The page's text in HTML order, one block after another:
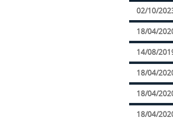
02/10/
18/04/
14/08/
18/04/
18/04/
18/04/